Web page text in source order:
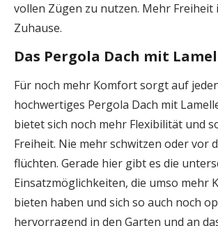
vollen Zügen zu nutzen. Mehr Freiheit
Zuhause.
Das Pergola Dach mit
Für noch mehr Komfort sorgt auf
hochwertiges Pergola Dach mit
bietet sich noch mehr Flexibilität und
Freiheit. Nie mehr schwitzen oder vor
flüchten. Gerade hier gibt es die
Einsatzmöglichkeiten, die umso mehr
bieten haben und sich so auch noch
hervorragend in den Garten und an